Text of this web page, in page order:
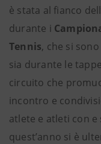
è stata al fianco
durante i
Tennis, che si
sia durante le
circuito che
incontro e
atlete e atleti con e
quest’anno si è